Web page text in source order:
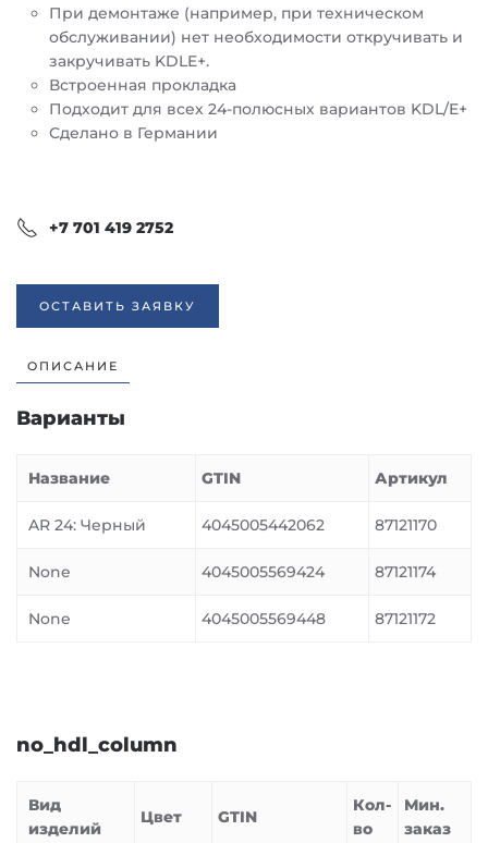
При демонтаже (например, при техническом
обслуживании) нет необходимости откручивать и
закручивать KDLE+.
Встроенная прокладка
Подходит для всех 24-полюсных вариантов KDL/E+
Сделано в Германии
+7 701 419 2752
ОСТАВИТЬ ЗАЯВКУ
ОПИСАНИЕ
Варианты
Название GTIN Артикул
AR 24: Черный 4045005442062 87121170
None 4045005569424 87121174
None 4045005569448 87121172
no_hdl_column
Вид
изделий
Цвет GTIN
Кол-
во
Мин.
заказ